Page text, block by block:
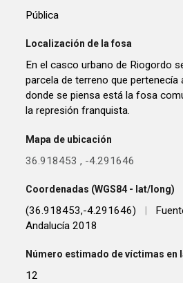
Pública
Localización de la fosa
En el casco urbano de Riogordo
parcela de terreno que pertenecía
donde se piensa está la fosa
la represión franquista.
Mapa de ubicación
36.918453 , -4.291646
Coordenadas (WGS84 - lat/long)
(36.918453,-4.291646) |
Andalucía 2018
Número estimado de víctimas en
12